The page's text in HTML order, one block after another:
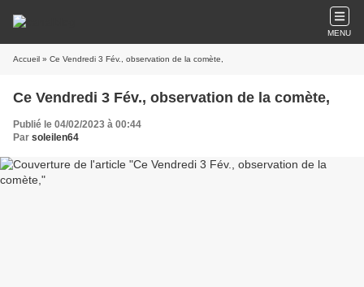
MENU
Accueil » Ce Vendredi 3 Fév., observation de la comète,
Ce Vendredi 3 Fév., observation de la comète,
Publié le 04/02/2023 à 00:44
Par soleilen64